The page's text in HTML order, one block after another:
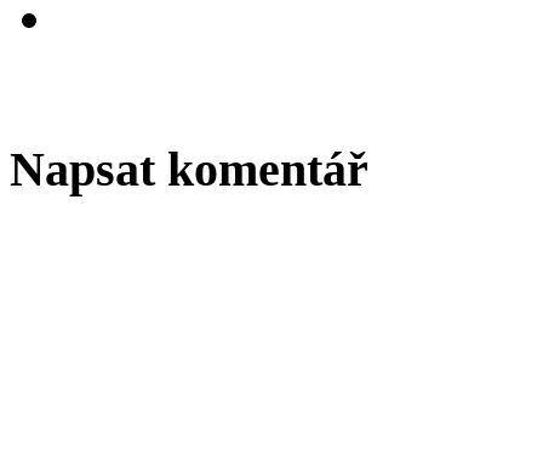
Napsat komentář